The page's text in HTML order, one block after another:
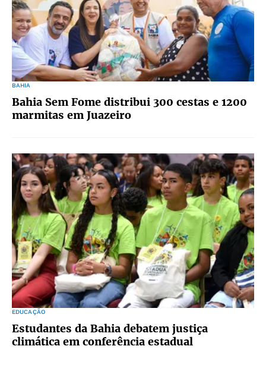
BAHIA
Bahia Sem Fome distribui 300 cestas e 1200
marmitas em Juazeiro
EDUCAÇÃO
Estudantes da Bahia debatem justiça
climática em conferência estadual